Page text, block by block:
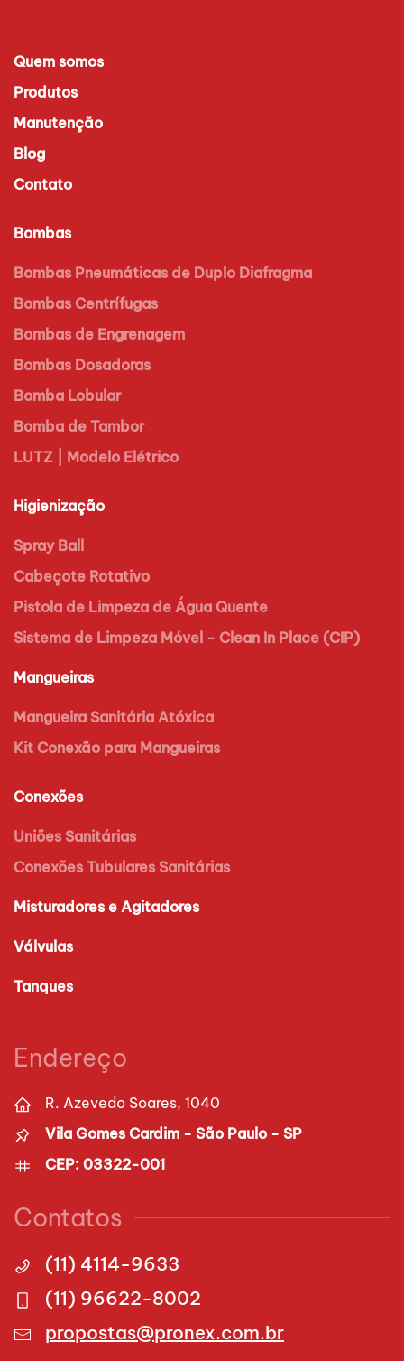
Quem somos
Produtos
Manutenção
Blog
Contato
Bombas
Bombas Pneumáticas de Duplo Diafragma
Bombas Centrífugas
Bombas de Engrenagem
Bombas Dosadoras
Bomba Lobular
Bomba de Tambor
LUTZ | Modelo Elétrico
Higienização
Spray Ball
Cabeçote Rotativo
Pistola de Limpeza de Água Quente
Sistema de Limpeza Móvel - Clean In Place (CIP)
Mangueiras
Mangueira Sanitária Atóxica
Kit Conexão para Mangueiras
Conexões
Uniões Sanitárias
Conexões Tubulares Sanitárias
Misturadores e Agitadores
Válvulas
Tanques
Endereço
R. Azevedo Soares, 1040
Vila Gomes Cardim - São Paulo - SP
CEP: 03322-001
Contatos
(11) 4114-9633
(11) 96622-8002
propostas@pronex.com.br